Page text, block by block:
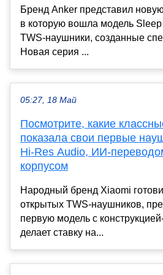
Бренд Anker представил
в которую вошла модель
TWS-наушники, созданные
Новая серия ...
05:27, 18 Май
Посмотрите, какие
показала свои первые
Hi-Res Audio, ИИ-
корпусом
Народный бренд Xiaomi
открытых TWS-наушников,
первую модель с
делает ставку на...